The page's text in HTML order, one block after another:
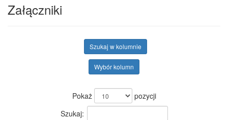
Załączniki
Szukaj w kolumnie
Wybór kolumn
Pokaż
pozycji
Szukaj: